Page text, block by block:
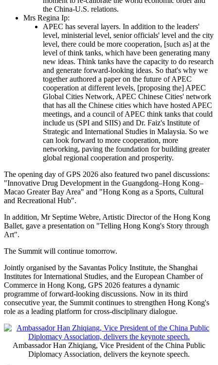
stability, connectivity and opportunity."
Mrs Regina Ip and Professor Kaisheng Li, Vice-President of the
Shanghai Institutes for International Studies, also delivered a joint
briefing titled "'APEC+' vs '+APEC': A Collaborative Initiative from
Shanghai and Hong Kong Think Tanks", with the following key
Professor Kaisheng Li:
President Trump finished his state visit to China days
ago, a very important event for the world economic
order, for the China-U.S. relations. [This was] a critical
moment to re-calibrate the world economic order and
the China-U.S. relations.
Mrs Regina Ip:
APEC has several layers. In addition to the leaders'
level, ministerial level, senior officials' level and the city
level, there could be more cooperation, [such as] at the
level of think tanks, which have been generating many
and generate forward-looking ideas. So that's why we
together authored a paper on the future of APEC
cooperation at different levels, [proposing the] APEC
Global Cities Network, APEC Chinese Cities' network
that has all the Chinese cities which have hosted APEC
meetings, and a council of APEC think tanks that could
include us (SPI and SIIS) and Dr. Faiz's Institute of
can look forward to more cooperation, more
networking, paving the foundation for building greater
global regional cooperation and prosperity.
The opening day of GPS 2026 also featured two panel discussions:
"Innovative Drug Development in the Guangdong–Hong Kong–
Macao Greater Bay Area" and "Hong Kong as a Sports, Cultural
and Recreational Hub".
In addition, Mr Septime Webre, Artistic Director of the Hong Kong
Ballet, gave a presentation on "Telling Hong Kong's Story through
Art".
The Summit will continue tomorrow.